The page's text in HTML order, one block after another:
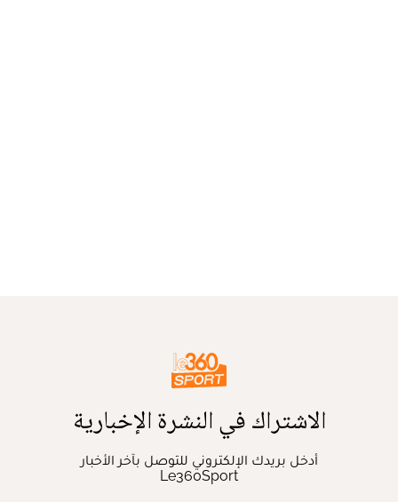
الاشتراك في النشرة الإخبارية
أدخل بريدك الإلكتروني للتوصل بآخر الأخبار
Le360Sport